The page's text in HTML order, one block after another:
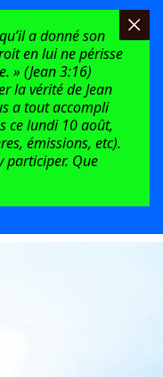
a donné son
en lui ne périsse
» (Jean 3:16)
la vérité de Jean
a tout accompli
ce lundi 10 août,
émissions, etc).
participer. Que